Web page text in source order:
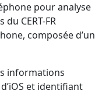
pour analyse
du CERT-FR
composée d’un
informations
et identifiant